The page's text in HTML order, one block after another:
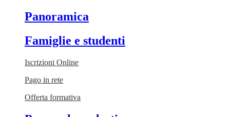
Panoramica
Famiglie e studenti
Iscrizioni Online
Pago in rete
Offerta formativa